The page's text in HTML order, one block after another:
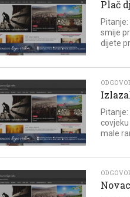
Plač
smije
dijete
male